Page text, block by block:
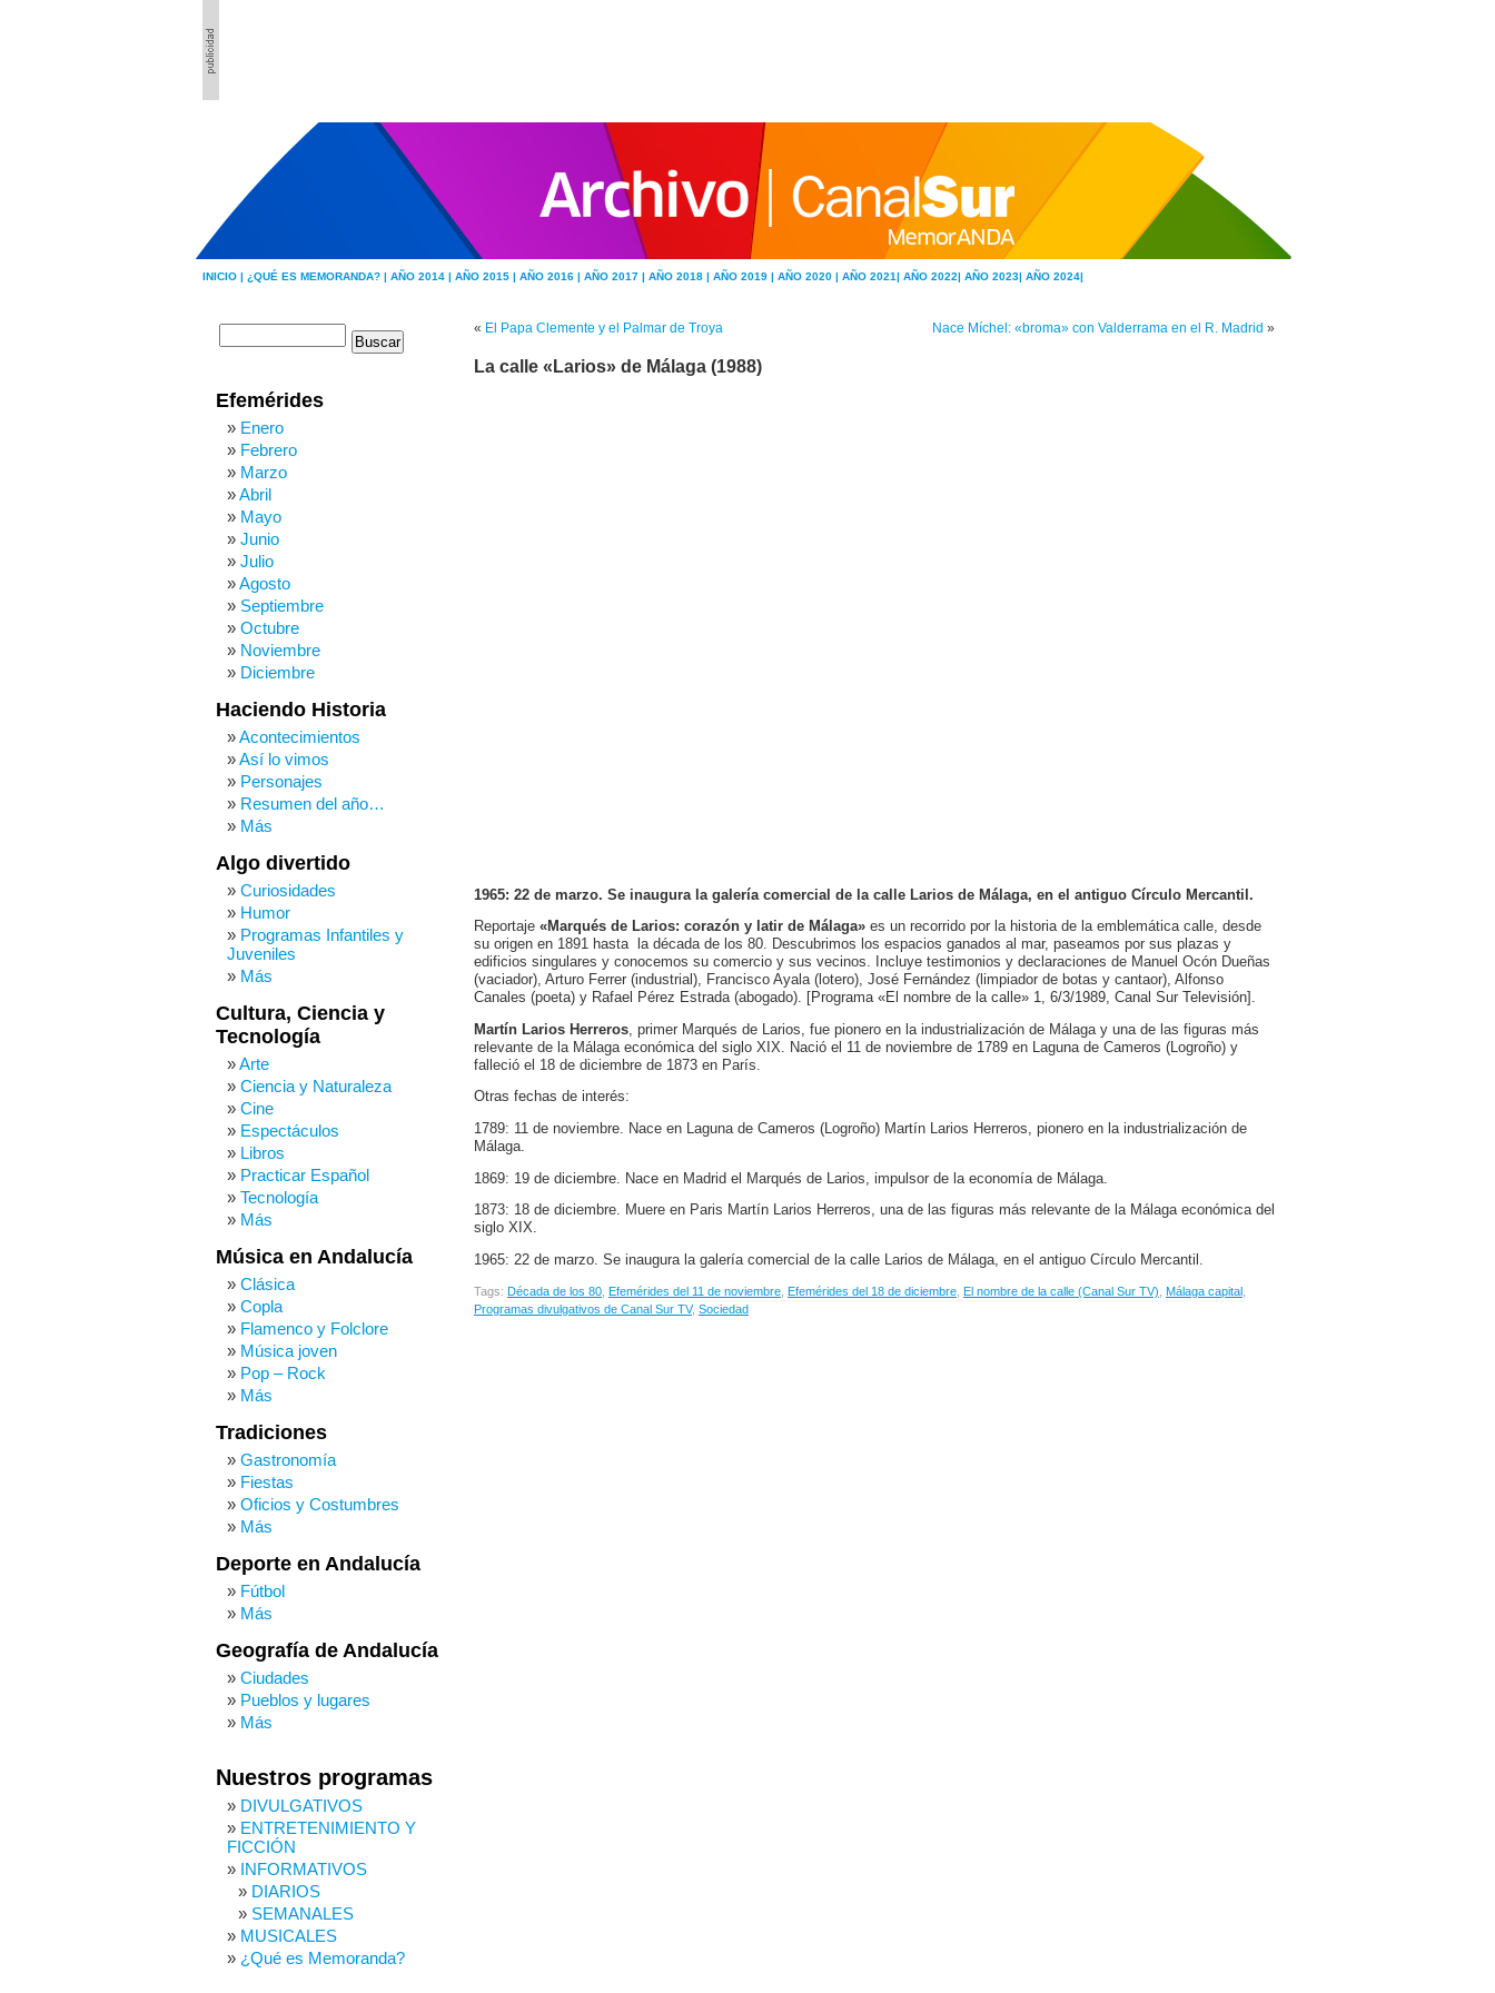
INICIO | ¿QUÉ ES MEMORANDA? | AÑO 2014 | AÑO 2015 | AÑO 2016 | AÑO 2017 | AÑO 2018 | AÑO 2019 | AÑO 2020 | AÑO 2021| AÑO 2022| AÑO 2023| AÑO 2024|
« El Papa Clemente y el Palmar de Troya Nace Míchel: «broma» con Valderrama en el R. Madrid »
La calle «Larios» de Málaga (1988)
1965: 22 de marzo. Se inaugura la galería comercial de la calle Larios de Málaga, en el antiguo Círculo Mercantil.
Reportaje «Marqués de Larios: corazón y latir de Málaga» es un recorrido por la historia de la emblemática calle, desde
su origen en 1891 hasta la década de los 80. Descubrimos los espacios ganados al mar, paseamos por sus plazas y
edificios singulares y conocemos su comercio y sus vecinos. Incluye testimonios y declaraciones de Manuel Ocón Dueñas
(vaciador), Arturo Ferrer (industrial), Francisco Ayala (lotero), José Fernández (limpiador de botas y cantaor), Alfonso
Canales (poeta) y Rafael Pérez Estrada (abogado). [Programa «El nombre de la calle» 1, 6/3/1989, Canal Sur Televisión].
Martín Larios Herreros , primer Marqués de Larios, fue pionero en la industrialización de Málaga y una de las figuras más
relevante de la Málaga económica del siglo XIX. Nació el 11 de noviembre de 1789 en Laguna de Cameros (Logroño) y
falleció el 18 de diciembre de 1873 en París.
Otras fechas de interés:
1789: 11 de noviembre. Nace en Laguna de Cameros (Logroño) Martín Larios Herreros, pionero en la industrialización de
Málaga.
1869: 19 de diciembre. Nace en Madrid el Marqués de Larios, impulsor de la economía de Málaga.
1873: 18 de diciembre. Muere en Paris Martín Larios Herreros, una de las figuras más relevante de la Málaga económica del
siglo XIX.
1965: 22 de marzo. Se inaugura la galería comercial de la calle Larios de Málaga, en el antiguo Círculo Mercantil.
Tags: Década de los 80 Efemérides del 11 de noviembre Efemérides del 18 de diciembre El nombre de la calle (Canal Sur TV) Málaga capital
Programas divulgativos de Canal Sur TV, Sociedad
Efemérides
Enero
Febrero
Marzo
Abril
Mayo
Junio
Julio
Agosto
Septiembre
Octubre
Noviembre
Diciembre
Haciendo Historia
Acontecimientos
Así lo vimos
Personajes
Resumen del año…
Más
Algo divertido
Curiosidades
Humor
Programas Infantiles y
Juveniles
Más
Cultura, Ciencia y
Tecnología
Arte
Ciencia y Naturaleza
Cine
Espectáculos
Libros
Practicar Español
Tecnología
Más
Música en Andalucía
Clásica
Copla
Flamenco y Folclore
Música joven
Pop – Rock
Más
Tradiciones
Gastronomía
Fiestas
Oficios y Costumbres
Más
Deporte en Andalucía
Fútbol
Más
Geografía de Andalucía
Ciudades
Pueblos y lugares
Más
Nuestros programas
DIVULGATIVOS
ENTRETENIMIENTO Y
FICCIÓN
INFORMATIVOS
DIARIOS
SEMANALES
MUSICALES
¿Qué es Memoranda?